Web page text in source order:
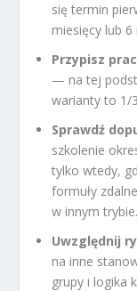
się termin
miesięcy lub
Przypisz
— na tej
warianty to 1/
Sprawdź
szkolenie
tylko wtedy,
formuły
w innym trybie.
Uwzględnij
na inne
grupy i logika